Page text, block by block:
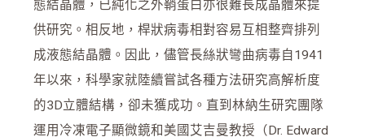
態結晶體，已純化之外鞘蛋白亦很難長成晶體來提
供研究。相反地，桿狀病毒相對容易互相整齊排列
成液態結晶體。因此，儘管長絲狀彎曲病毒自1941
年以來，科學家就陸續嘗試各種方法研究高解析度
的3D立體結構，卻未獲成功。直到林納生研究團隊
運用冷凍電子顯微鏡和美國艾吉曼教授（Dr. Edward